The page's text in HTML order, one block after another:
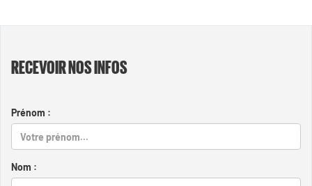
RECEVOIR NOS INFOS
Prénom :
Nom :